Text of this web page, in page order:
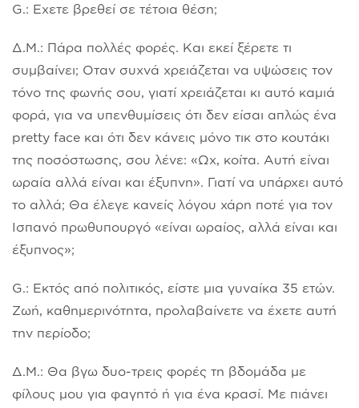
G.: Εχετε βρεθεί σε τέτοια θέση;
Δ.Μ.: Πάρα πολλές φορές. Και εκεί ξέρετε τι
συμβαίνει; Οταν συχνά χρειάζεται να υψώσεις τον
τόνο της φωνής σου, γιατί χρειάζεται κι αυτό καμιά
φορά, για να υπενθυμίσεις ότι δεν είσαι απλώς ένα
pretty face και ότι δεν κάνεις μόνο τικ στο κουτάκι
της ποσόστωσης, σου λένε: «Ωχ, κοίτα. Αυτή είναι
ωραία αλλά είναι και έξυπνη». Γιατί να υπάρχει αυτό
το αλλά; Θα έλεγε κανείς λόγου χάρη ποτέ για τον
Ισπανό πρωθυπουργό «είναι ωραίος, αλλά είναι και
έξυπνος»;
G.: Εκτός από πολιτικός, είστε μια γυναίκα 35 ετών.
Ζωή, καθημερινότητα, προλαβαίνετε να έχετε αυτή
την περίοδο;
Δ.Μ.: Θα βγω δυο-τρεις φορές τη βδομάδα με
φίλους μου για φαγητό ή για ένα κρασί. Με πιάνει